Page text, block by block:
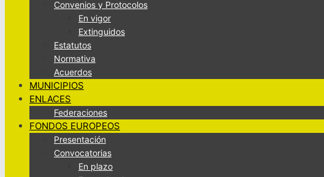
Convenios y Protocolos
En vigor
Extinguidos
Estatutos
Normativa
Acuerdos
MUNICIPIOS
ENLACES
Federaciones
FONDOS EUROPEOS
Presentación
Convocatorias
En plazo